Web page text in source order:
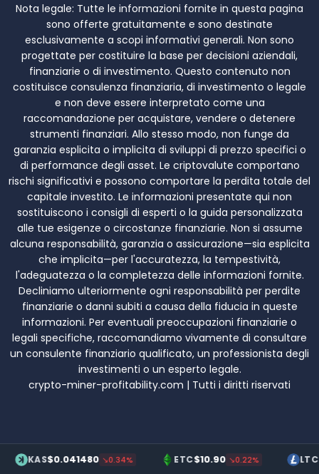
Nota legale: Tutte le informazioni fornite in questa pagina
sono offerte gratuitamente e sono destinate
esclusivamente a scopi informativi generali. Non sono
progettate per costituire la base per decisioni aziendali,
finanziarie o di investimento. Questo contenuto non
costituisce consulenza finanziaria, di investimento o legale
e non deve essere interpretato come una
raccomandazione per acquistare, vendere o detenere
strumenti finanziari. Allo stesso modo, non funge da
garanzia esplicita o implicita di sviluppi di prezzo specifici o
di performance degli asset. Le criptovalute comportano
rischi significativi e possono comportare la perdita totale del
capitale investito. Le informazioni presentate qui non
sostituiscono i consigli di esperti o la guida personalizzata
alle tue esigenze o circostanze finanziarie. Non si assume
alcuna responsabilità, garanzia o assicurazione—sia esplicita
che implicita—per l'accuratezza, la tempestività,
l'adeguatezza o la completezza delle informazioni fornite.
Decliniamo ulteriormente ogni responsabilità per perdite
finanziarie o danni subiti a causa della fiducia in queste
informazioni. Per eventuali preoccupazioni finanziarie o
legali specifiche, raccomandiamo vivamente di consultare
un consulente finanziario qualificato, un professionista degli
investimenti o un esperto legale.
crypto-miner-profitability.com | Tutti i diritti riservati
$0.041480 ↘0.34% ETC $10.90 ↘0.22% LTC $70.20